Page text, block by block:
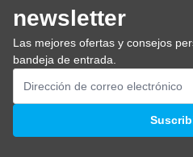
newsletter
Las mejores ofertas y consejos
bandeja de entrada.
Dirección de email